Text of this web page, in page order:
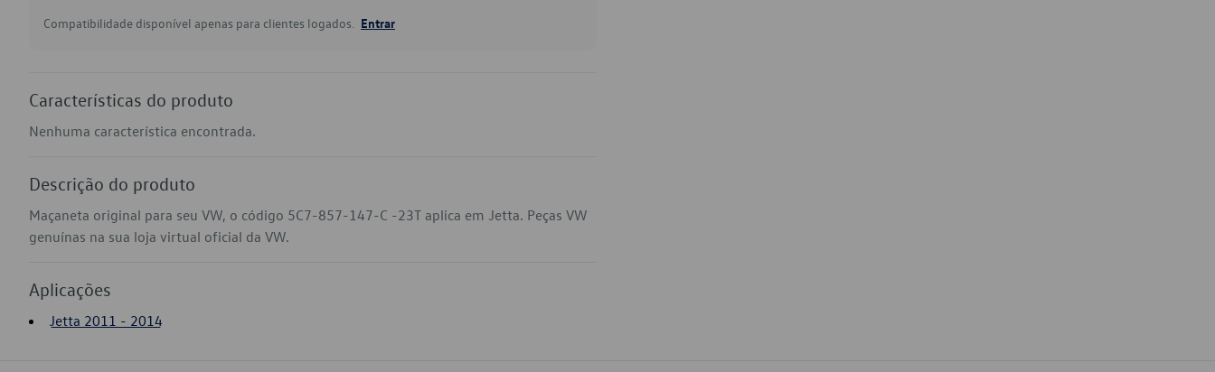
Compatibilidade disponível apenas para clientes logados. Entrar
Características do produto
Nenhuma característica encontrada.
Descrição do produto
Maçaneta original para seu VW, o código 5C7-857-147-C -23T aplica em Jetta. Peças VW
genuínas na sua loja virtual oficial da VW.
Aplicações
Jetta 2011 - 2014